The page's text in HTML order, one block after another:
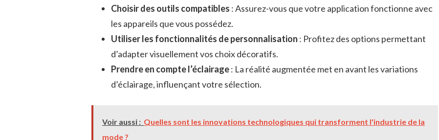
Choisir des outils compatibles : Assurez-vous que votre application fonctionne avec
les appareils que vous possédez.
Utiliser les fonctionnalités de personnalisation : Profitez des options permettant
d’adapter visuellement vos choix décoratifs.
Prendre en compte l’éclairage: La réalité augmentée met en avant les variations
d’éclairage, influençant votre sélection.
Voir aussi : Quelles sont les innovations technologiques qui transforment l'industrie de la
mode ?